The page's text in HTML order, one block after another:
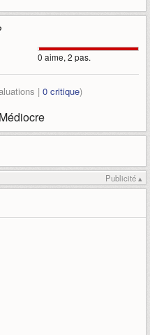
0 aime, 2 pas.
| 0 critique)
Médiocre
Publicité ▴